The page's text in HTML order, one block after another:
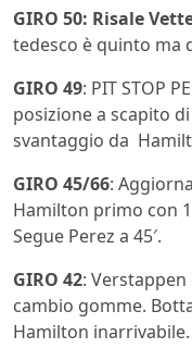
GIRO 50: Risale
tedesco è quinto ma
GIRO 49: PIT STOP
posizione a scapito
svantaggio da
GIRO 45/66:
Hamilton primo con
Segue Perez a 45′.
GIRO 42:
cambio gomme.
Hamilton inarrivabile.